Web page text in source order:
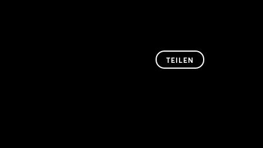
TEILEN